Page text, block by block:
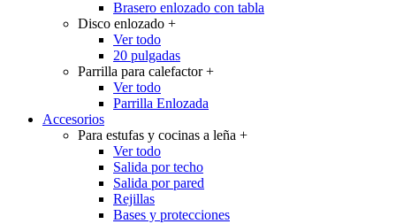
Brasero enlozado con tabla
Disco enlozado +
Ver todo
20 pulgadas
Parrilla para calefactor+
Ver todo
Parrilla Enlozada
Accesorios
Para estufas y cocinas a leña +
Ver todo
Salida por techo
Salida por pared
Rejillas
Bases y protecciones